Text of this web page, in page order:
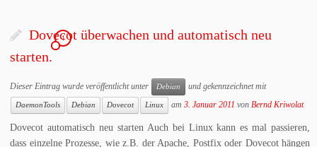
Dovecot überwachen und automatisch neu
starten.
1
Dieser Eintrag wurde veröffentlicht unter Debian und gekennzeichnet mit
DaemonTools Debian Dovecot Linux am3. Januar 2011 von Bernd Kriwolat
Dovecot automatisch neu starten Auch bei Linux kann es mal passieren,
dass einzelne Prozesse, wie z.B. der Apache, Postfix oder Dovecot hängen